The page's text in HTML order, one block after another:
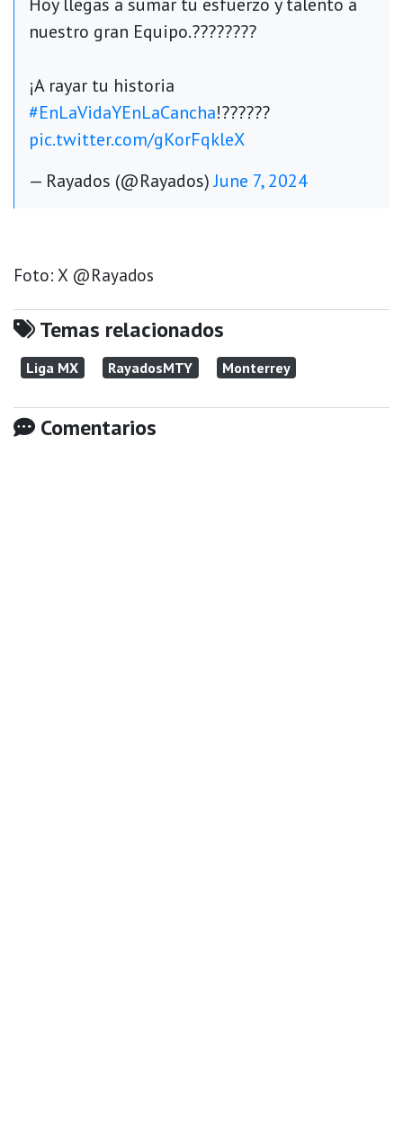
nuestro gran Equipo.????????
¡A rayar tu historia
#EnLaVidaYEnLaCancha!??????
pic.twitter.com/gKorFqkleX
— Rayados (@Rayados)June 7, 2024
Foto: X @Rayados
Temas relacionados
Liga MX RayadosMTY Monterrey
Comentarios